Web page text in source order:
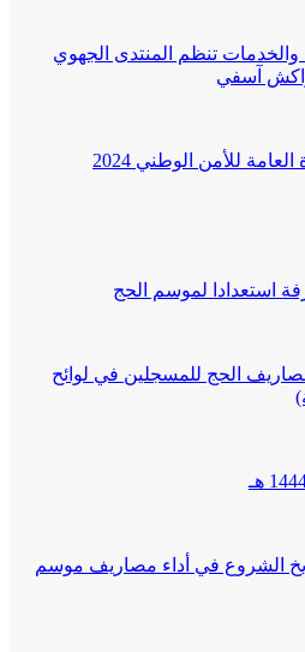
والخدمات تنظم المنتدى الجهوي
آسفي
للأمن الوطني 2024
استعدادا لموسم الحج
الحج للمسجلين في لوائح
الشروع في أداء مصاريف موسم